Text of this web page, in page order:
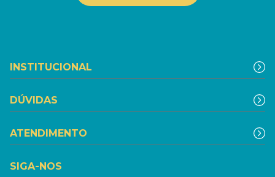
INSTITUCIONAL
DÚVIDAS
ATENDIMENTO
SIGA-NOS